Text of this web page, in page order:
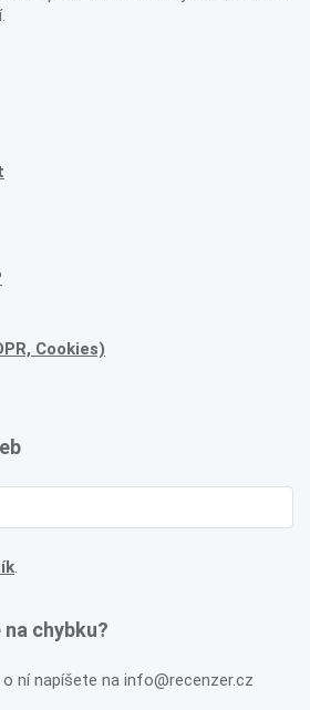
Cookies)
.
chybku?
ní napíšete na info@recenzer.cz